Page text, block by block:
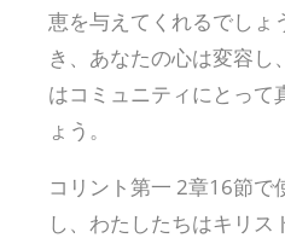
恵を与えてくれるでしょ
き、あなたの心は変容し
はコミュニティにとって
ょう。
コリント第一 2章16節で
し、わたしたちはキリス